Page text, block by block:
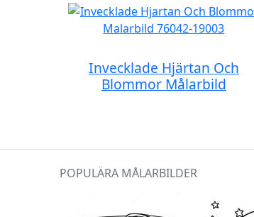
Invecklade Hjärtan Och
Blommor Målarbild
POPULÄRA MÅLARBILDER